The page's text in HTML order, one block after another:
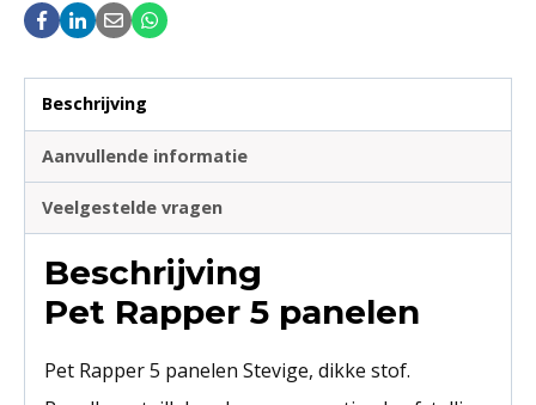
Beschrijving
Aanvullende informatie
Veelgestelde vragen
Beschrijving
Pet Rapper 5 panelen
Pet Rapper 5 panelen Stevige, dikke stof.